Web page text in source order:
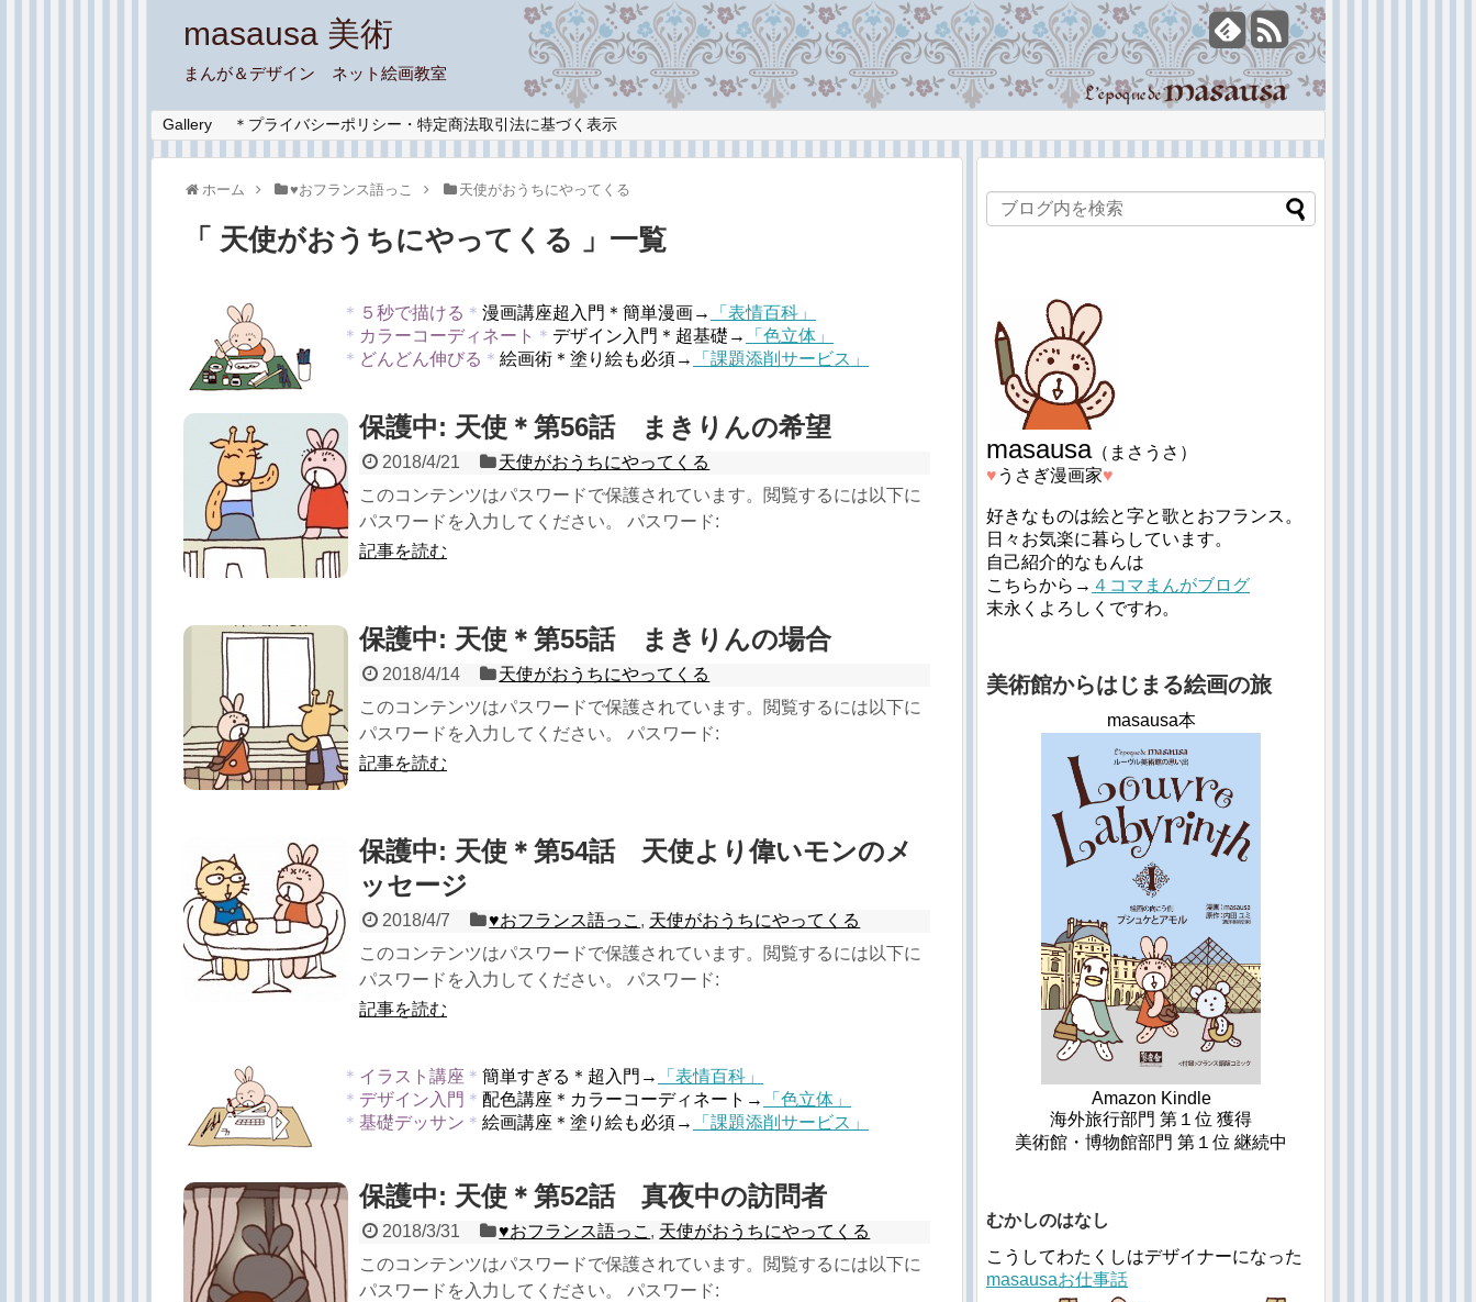
masausa 美術
まんが＆デザイン ネット絵画教室
Gallery ＊プライバシーポリシー・特定商法取引法に基づく表示
ホーム ♥︎おフランス語っこ 天使がおうちにやってくる
「 天使がおうちにやってくる 」一覧
＊ ５秒で描ける ＊ 漫画講座超入門＊簡単漫画→
「表情百科」
＊ カラーコーディネート ＊ デザイン入門＊超基礎→
「色立体」
＊ どんどん伸びる ＊ 絵画術＊塗り絵も必須→ 「課題添削サービス」
保護中: 天使＊第56話 まきりんの希望
2018/4/21
天使がおうちにやってくる
このコンテンツはパスワードで保護されています。閲覧するには以下に
パスワードを入力してください。 パスワード:
記事を読む
保護中: 天使＊第55話 まきりんの場合
2018/4/14
天使がおうちにやってくる
このコンテンツはパスワードで保護されています。閲覧するには以下に
パスワードを入力してください。 パスワード:
記事を読む
保護中: 天使＊第54話 天使より偉いモンのメ
ッセージ
2018/4/7 ♥︎おフランス語っこ , 天使がおうちにやってくる
このコンテンツはパスワードで保護されています。閲覧するには以下に
パスワードを入力してください。 パスワード:
記事を読む
＊ イラスト講座 ＊ 簡単すぎる＊超入門→
「表情百科」
＊ デザイン入門 ＊ 配色講座＊カラーコーディネート→
「色立体」
＊ 基礎デッサン ＊ 絵画講座＊塗り絵も必須→ 「課題添削サービス」
保護中: 天使＊第52話 真夜中の訪問者
2018/3/31 ♥︎おフランス語っこ , 天使がおうちにやってくる
このコンテンツはパスワードで保護されています。閲覧するには以下に
パスワードを入力してください。 パスワード:
masausa（まさうさ）
♥︎ うさぎ漫画家♥︎
好きなものは絵と字と歌とおフランス。
日々お気楽に暮らしています。
自己紹介的なもんは
こちらから→ ４コマまんがブログ
末永くよろしくですわ。
美術館からはじまる絵画の旅
masausa本
Amazon Kindle
海外旅行部門 第１位 獲得
美術館・博物館部門 第１位 継続中
むかしのはなし
こうしてわたくしはデザイナーになった
masausaお仕事話